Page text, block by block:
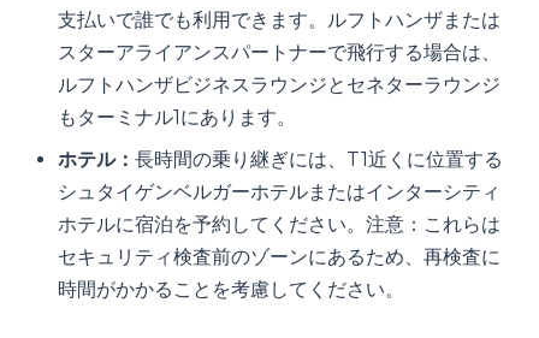
支払いで誰でも利用できます。ルフトハンザまたは
スターアライアンスパートナーで飛行する場合は、
ルフトハンザビジネスラウンジとセネターラウンジ
もターミナル1にあります。
ホテル： 長時間の乗り継ぎには、T1近くに位置する
シュタイゲンベルガーホテルまたはインターシティ
ホテルに宿泊を予約してください。注意：これらは
セキュリティ検査前のゾーンにあるため、再検査に
時間がかかることを考慮してください。